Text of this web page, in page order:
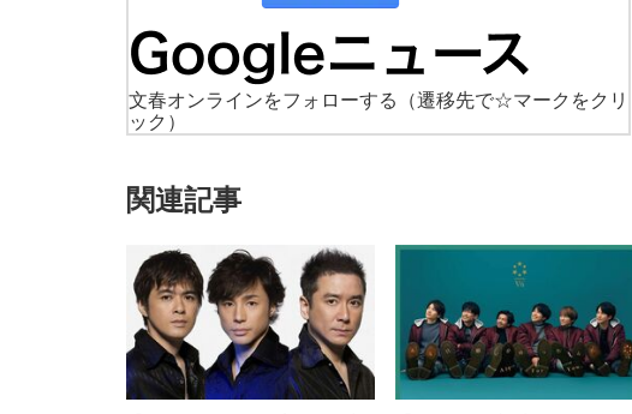
文春オンラインをフォローする
（遷移先で☆マークをクリ
ック）
関連記事